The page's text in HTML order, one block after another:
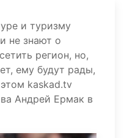
и туризму
не знают о
регион, но,
ему будут рады,
kaskad.tv
Андрей Ермак в